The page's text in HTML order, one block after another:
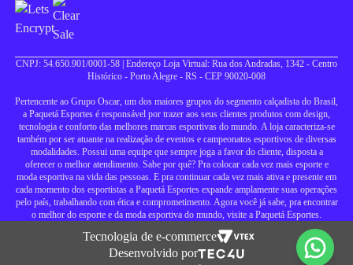
CNPJ: 54.650.901/0001-58 | Endereço Loja Virtual: Rua dos Andradas, 1342 - Centro
Histórico - Porto Alegre - RS - CEP 90020-008
Pertencente ao Grupo Oscar, um dos maiores grupos do segmento calçadista do Brasil,
a Paquetá Esportes é responsável por trazer aos seus clientes produtos com design,
tecnologia e conforto das melhores marcas esportivas do mundo. A loja caracteriza-se
também por ser atuante na realização de eventos e campeonatos esportivos de diversas
modalidades. Possui uma equipe que sempre joga a favor do cliente, disposta a
oferecer o melhor atendimento. Sabe por quê? Pra colocar cada vez mais esporte e
moda esportiva na vida das pessoas. E pra continuar cada vez mais ativa e presente em
cada momento dos esportistas a Paquetá Esportes expande amplamente suas operações
pelo país, trabalhando com ética e comprometimento. Agora você já sabe, pra encontrar
o melhor do esporte e da moda esportiva do mundo, visite a Paquetá Esportes.
Tecnologia de e-commerce
Desenvolvido por